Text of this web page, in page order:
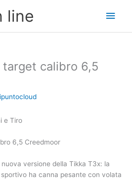
line
calibro 6,5
e Tiro
6,5 Creedmoor
nuova versione della Tikka T3x: la
ha canna pesante con volata